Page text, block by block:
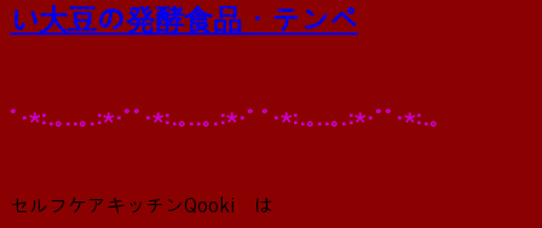
い大豆の発酵食品・テンペ
ﾟ･*:.｡..｡.:*･ﾟﾟ･*:.｡..｡.:*･ﾟ ﾟ･*:.｡..｡.:*･ﾟﾟ･*:.｡
セルフケアキッチンQooki は